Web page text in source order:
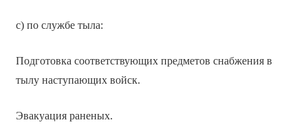
с) по службе тыла:
Подготовка соответствующих предметов снабжения в
тылу наступающих войск.
Эвакуация раненых.